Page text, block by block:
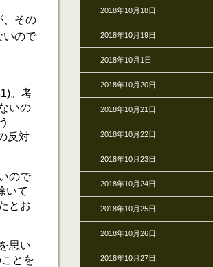
、その
いので
。考
いの
反対
ので
いて
とお
思い
とを
2018年10月18日
2018年10月19日
2018年10月1日
2018年10月20日
2018年10月21日
2018年10月22日
2018年10月23日
2018年10月24日
2018年10月25日
2018年10月26日
2018年10月27日